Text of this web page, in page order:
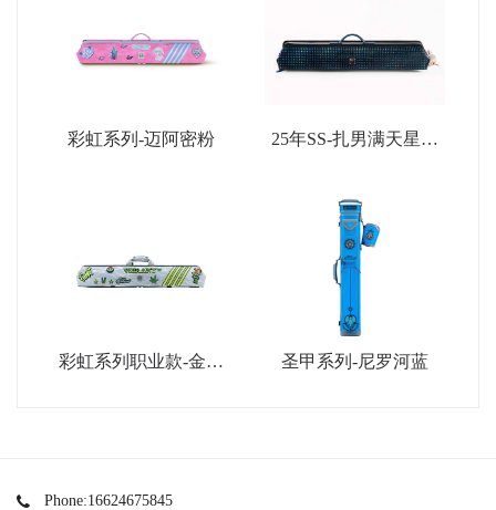
彩虹系列-迈阿密粉
25年SS-扎男满天星限
彩虹系列职业款-金属
圣甲系列-尼罗河蓝
Phone:16624675845